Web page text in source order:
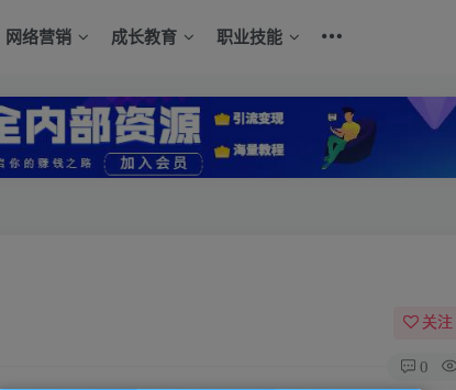
网络营销 成长教育 职业技能
关注
0